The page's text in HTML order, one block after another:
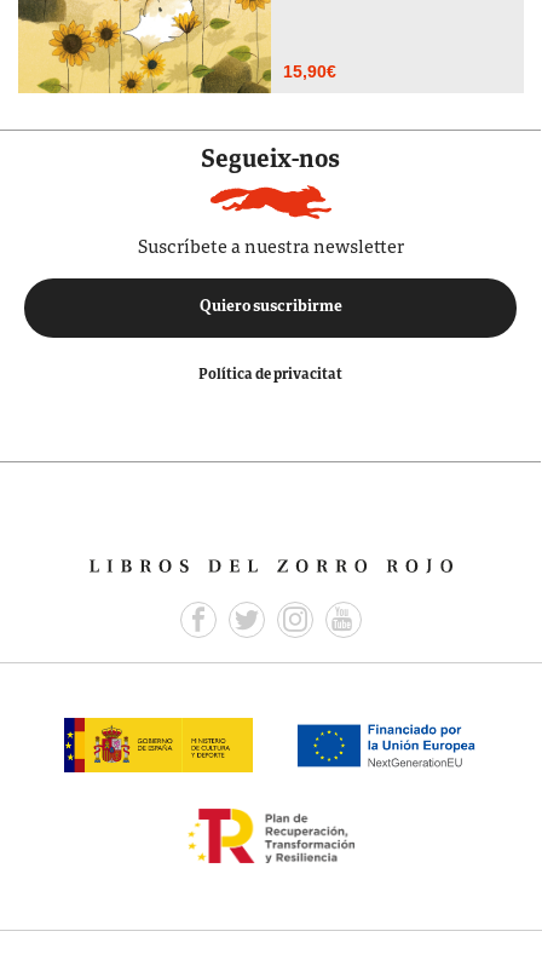
15,90€
Segueix-nos
Suscríbete a nuestra newsletter
Quiero suscribirme
Política de privacitat